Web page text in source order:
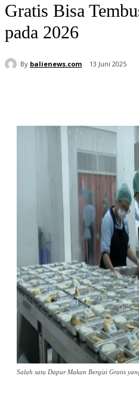
Gratis Bisa
pada 2026
By balienews.com 13 Juni 2025
Salah satu Dapur Makan Bergizi Gratis